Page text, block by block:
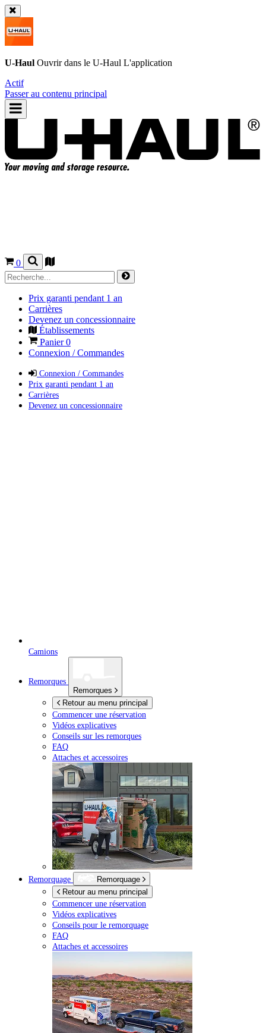
U-Haul Ouvrir dans le U-Haul L'application
Actif
Passer au contenu principal
0
Prix garanti pendant 1 an
Carrières
Devenez un concessionnaire
Établissements
Panier0
Connexion / Commandes
Connexion / Commandes
Prix garanti pendant 1 an
Carrières
Devenez un concessionnaire
Camions
Remorques
Remorques
Retour au menu principal
Commencer une réservation
Vidéos explicatives
Conseils sur les remorques
FAQ
Attaches et accessoires
Remorquage
Remorquage
Retour au menu principal
Commencer une réservation
Vidéos explicatives
Conseils pour le remorquage
FAQ
Attaches et accessoires